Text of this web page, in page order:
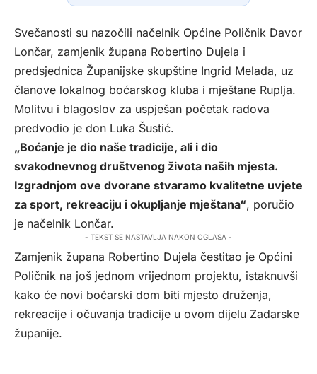
Svečanosti su nazočili načelnik Općine Poličnik Davor
Lončar, zamjenik župana Robertino Dujela i
predsjednica Županijske skupštine Ingrid Melada, uz
članove lokalnog boćarskog kluba i mještane Ruplja.
Molitvu i blagoslov za uspješan početak radova
predvodio je don Luka Šustić.
„Boćanje je dio naše tradicije, ali i dio
svakodnevnog društvenog života naših mjesta.
Izgradnjom ove dvorane stvaramo kvalitetne uvjete
za sport, rekreaciju i okupljanje mještana“, poručio
je načelnik Lončar.
- TEKST SE NASTAVLJA NAKON OGLASA -
Zamjenik župana Robertino Dujela čestitao je Općini
Poličnik na još jednom vrijednom projektu, istaknuvši
kako će novi boćarski dom biti mjesto druženja,
rekreacije i očuvanja tradicije u ovom dijelu Zadarske
županije.